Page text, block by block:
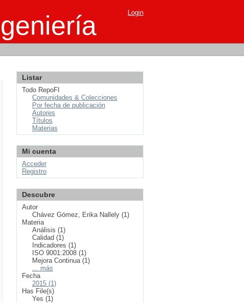
Login
Listar
Todo RepoFI
Comunidades & Colecciones
Por fecha de publicación
Autores
Títulos
Materias
Mi cuenta
Acceder
Registro
Descubre
Autor
Chávez Gómez, Erika Nallely (1)
Materia
Análisis (1)
Calidad (1)
Indicadores (1)
ISO 9001:2008 (1)
Mejora Continua (1)
... más
Fecha
2015 (1)
Has File(s)
Yes (1)